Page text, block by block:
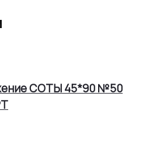
СОТЫ 45*90 №50